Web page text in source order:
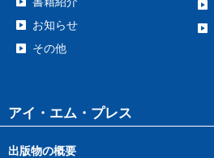
お知らせ
その他
アイ・エム・プレス
出版物の概要